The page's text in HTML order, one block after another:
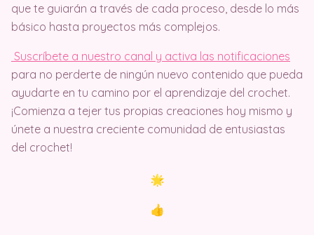
que te guiarán a través de cada proceso, desde lo más
básico hasta proyectos más complejos.
Suscríbete a nuestro canal y activa las notificaciones
para no perderte de ningún nuevo contenido que pueda
ayudarte en tu camino por el aprendizaje del crochet.
¡Comienza a tejer tus propias creaciones hoy mismo y
únete a nuestra creciente comunidad de entusiastas
del crochet!